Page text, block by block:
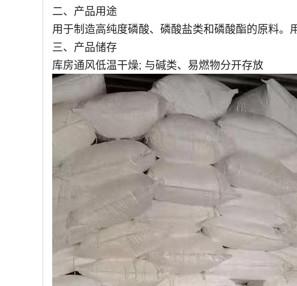
二、产品用途
用于制造高纯度磷酸、磷酸盐类和磷酸酯的原料。
三、产品储存
库房通风低温干燥; 与碱类、易燃物分开存放